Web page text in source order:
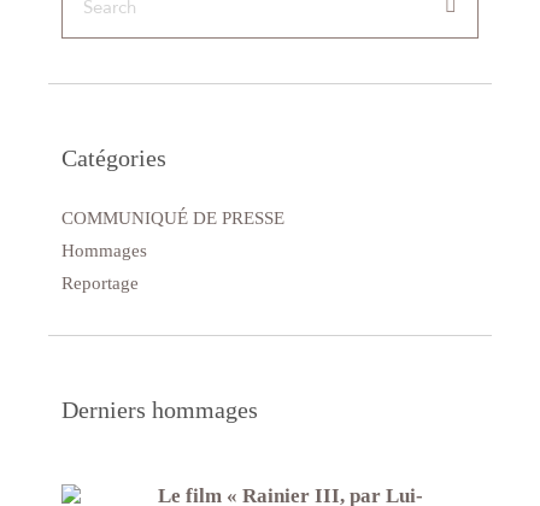
Catégories
COMMUNIQUÉ DE PRESSE
Hommages
Reportage
Derniers hommages
Le film « Rainier III, par Lui-